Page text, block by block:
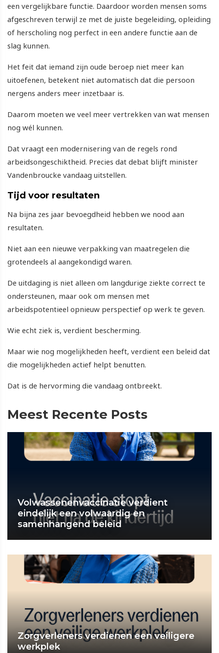
een vergelijkbare functie. Daardoor worden mensen soms
afgeschreven terwijl ze met de juiste begeleiding, opleiding
of herscholing nog perfect in een andere functie aan de
slag kunnen.
Het feit dat iemand zijn oude beroep niet meer kan
uitoefenen, betekent niet automatisch dat die persoon
nergens anders meer inzetbaar is.
Daarom moeten we veel meer vertrekken van wat mensen
nog wél kunnen.
Dat vraagt een modernisering van de regels rond
arbeidsongeschiktheid. Precies dat debat blijft minister
Vandenbroucke vandaag uitstellen.
Tijd voor resultaten
Na bijna zes jaar bevoegdheid hebben we nood aan
resultaten.
Niet aan een nieuwe verpakking van maatregelen die
grotendeels al aangekondigd waren.
De uitdaging is niet alleen om langdurige ziekte correct te
ondersteunen, maar ook om mensen met
arbeidspotentieel opnieuw perspectief op werk te geven.
Wie echt ziek is, verdient bescherming.
Maar wie nog mogelijkheden heeft, verdient een beleid dat
die mogelijkheden actief helpt benutten.
Dat is de hervorming die vandaag ontbreekt.
Meest Recente Posts
Volwassenenvaccinatie verdient
eindelijk een volwaardig en
samenhangend beleid
Zorgverleners verdienen een veiligere
werkplek